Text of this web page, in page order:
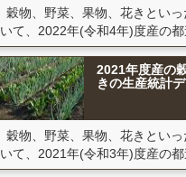
穀物、野菜、果物、花きとい
いて、2022年(令和4年)度産の
2021年度産の
きの生産統計
穀物、野菜、果物、花きとい
いて、2021年(令和3年)度産の都